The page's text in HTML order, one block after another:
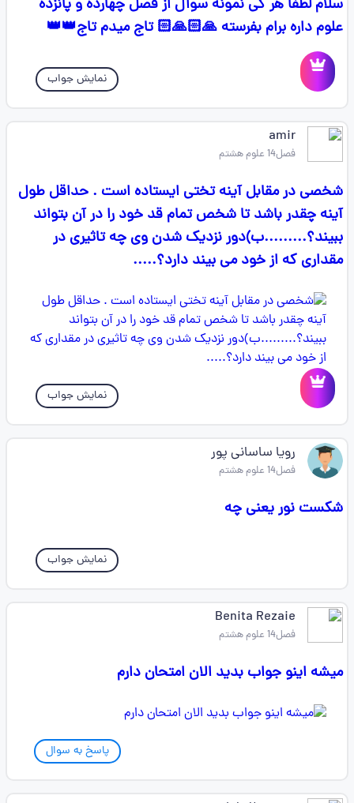
سلام لطفا هر کی نمونه سوال از فصل چهارده و پانزده
علوم داره برام بفرسته 🙏🏻🙏🏻 تاج میدم تاج👑👑
نمایش جواب
amir
فصل14 علوم هشتم
شخصی در مقابل آینه تختی ایستاده است . حداقل طول
آینه چقدر باشد تا شخص تمام قد خود را در آن بتواند
ببیند؟.........ب)دور نزدیک شدن وی چه تاثیری در
مقداری که از خود می بیند دارد؟.....
نمایش جواب
رویا ساسانی پور
فصل14 علوم هشتم
شکست نور یعنی چه
نمایش جواب
Benita Rezaie
فصل14 علوم هشتم
میشه اینو جواب بدید الان امتحان دارم
پاسخ به سوال